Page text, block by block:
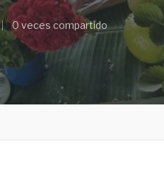
0 veces compartido